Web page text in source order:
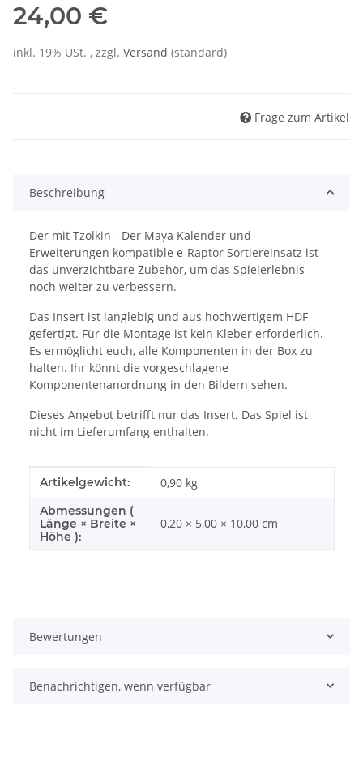
24,00 €
inkl. 19% USt. , zzgl. Versand (standard)
Frage zum Artikel
Beschreibung
Der mit Tzolkin - Der Maya Kalender und
Erweiterungen kompatible e-Raptor Sortiereinsatz ist
das unverzichtbare Zubehör, um das Spielerlebnis
noch weiter zu verbessern.
Das Insert ist langlebig und aus hochwertigem HDF
gefertigt. Für die Montage ist kein Kleber erforderlich.
Es ermöglicht euch, alle Komponenten in der Box zu
halten. Ihr könnt die vorgeschlagene
Komponentenanordnung in den Bildern sehen.
Dieses Angebot betrifft nur das Insert. Das Spiel ist
nicht im Lieferumfang enthalten.
Produkteigenschaft
Wert
Artikelgewicht: 0,90 kg
Abmessungen (
Länge × Breite ×
Höhe ):
0,20 × 5,00 × 10,00 cm
Bewertungen
Benachrichtigen, wenn verfügbar